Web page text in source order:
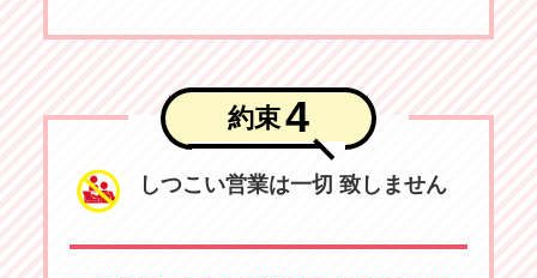
約束4
しつこい営業は一切 致しません